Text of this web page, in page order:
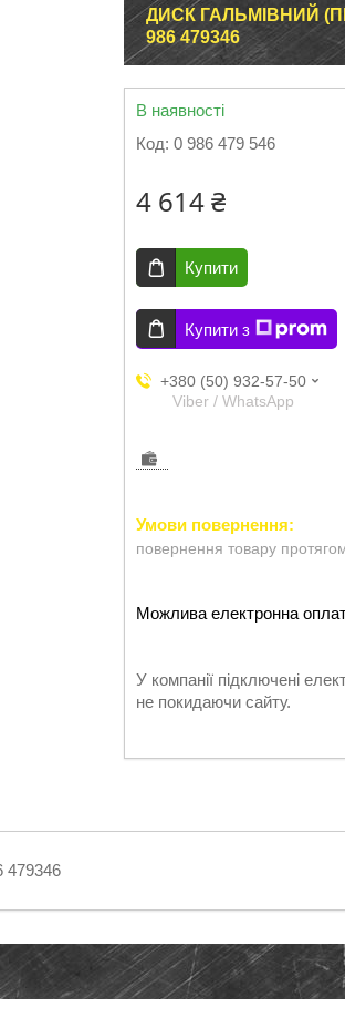
ДИСК ГАЛЬМІВНИЙ
986 479346
В наявності
Код: 0 986 479 546
4 614 ₴
Купити
Купити з
+380 (50) 932-57-50
Viber / WhatsApp
повернення товару
У компанії підключені
не покидаючи сайту.
479346